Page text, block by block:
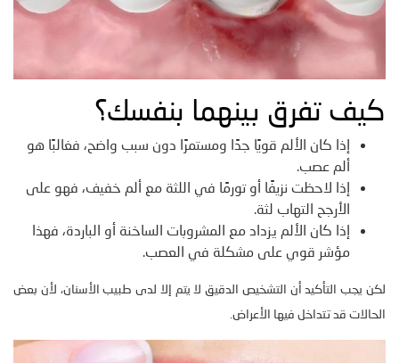
كيف تفرق بينهما بنفسك؟
إذا كان الألم قويًا جدًا ومستمرًا دون سبب واضح، فغالبًا هو
ألم عصب.
إذا لاحظت نزيفًا أو تورمًا في اللثة مع ألم خفيف، فهو على
الأرجح التهاب لثة.
إذا كان الألم يزداد مع المشروبات الساخنة أو الباردة، فهذا
مؤشر قوي على مشكلة في العصب.
لكن يجب التأكيد أن التشخيص الدقيق لا يتم إلا لدى طبيب الأسنان، لأن بعض
الحالات قد تتداخل فيها الأعراض.